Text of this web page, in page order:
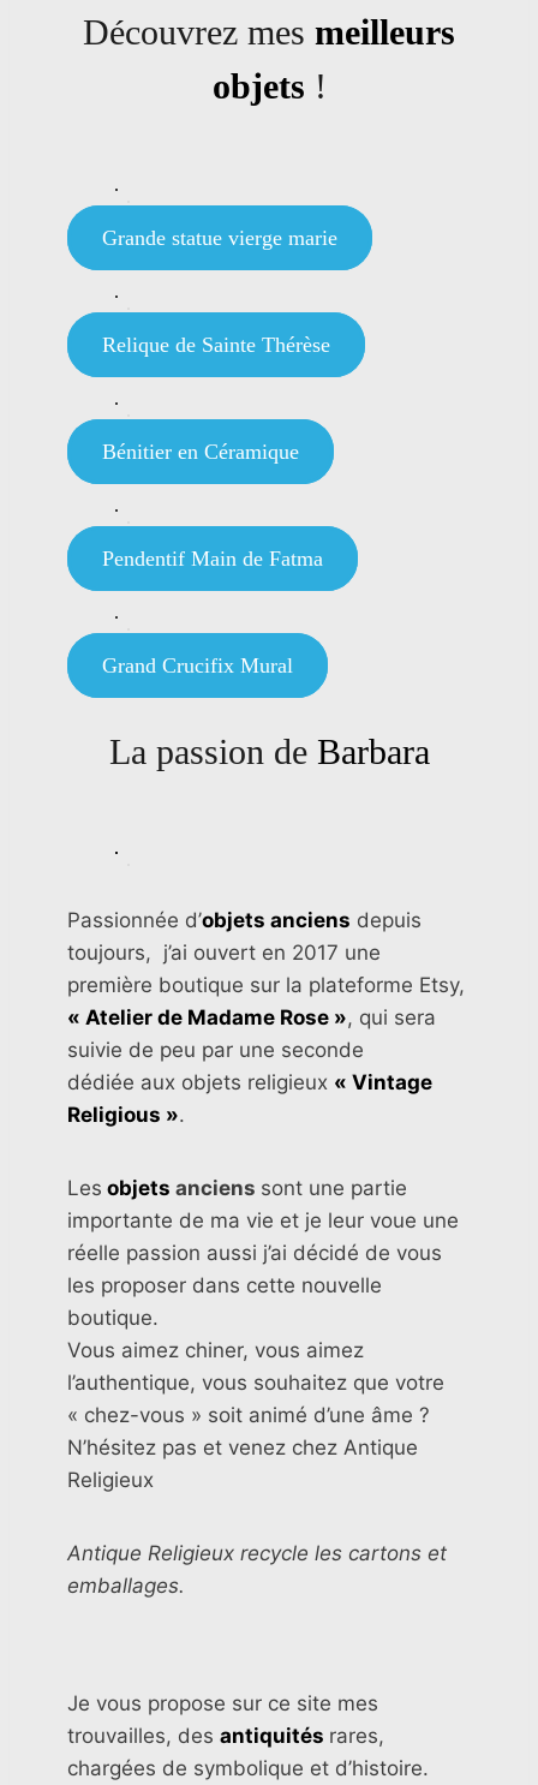
Découvrez mes meilleurs
objets !
Grande statue vierge marie
Relique de Sainte Thérèse
Bénitier en Céramique
Pendentif Main de Fatma
Grand Crucifix Mural
La passion de Barbara
Passionnée d’objets anciens depuis
toujours, j’ai ouvert en 2017 une
première boutique sur la plateforme Etsy,
« Atelier de Madame Rose », qui sera
suivie de peu par une seconde
dédiée aux objets religieux « Vintage
Religious ».
Les objets anciens sont une partie
importante de ma vie et je leur voue une
réelle passion aussi j’ai décidé de vous
les proposer dans cette nouvelle
boutique.
Vous aimez chiner, vous aimez
l’authentique, vous souhaitez que votre
« chez-vous » soit animé d’une âme ?
N’hésitez pas et venez chez Antique
Religieux
Antique Religieux recycle les cartons et
emballages.
Je vous propose sur ce site mes
trouvailles, des antiquités rares,
chargées de symbolique et d’histoire.